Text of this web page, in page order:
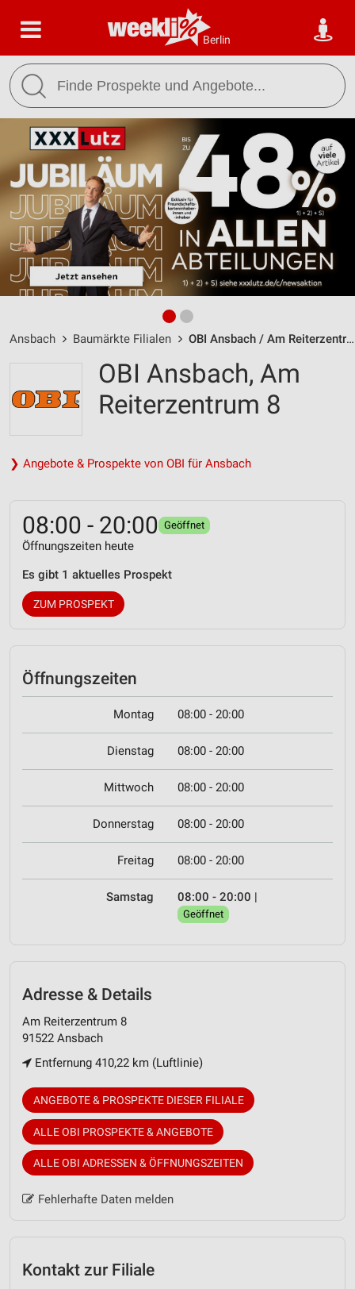
Berlin
Ansbach Baumärkte Filialen OBI Ansbach / Am Reiterzentrum 8 - Öffnungszeiten & Adresse
OBI Ansbach, Am
Reiterzentrum 8
❯ Angebote & Prospekte von OBI für Ansbach
08:00 - 20:00 Geöffnet
Öffnungszeiten heute
Es gibt 1 aktuelles Prospekt
ZUM PROSPEKT
Öffnungszeiten
Montag 08:00 - 20:00
Dienstag 08:00 - 20:00
Mittwoch 08:00 - 20:00
Donnerstag 08:00 - 20:00
Freitag 08:00 - 20:00
Samstag 08:00 - 20:00 |
Geöffnet
Adresse & Details
Am Reiterzentrum 8
91522 Ansbach
Entfernung 410,22 km (Luftlinie)
ANGEBOTE & PROSPEKTE DIESER FILIALE
ALLE OBI PROSPEKTE & ANGEBOTE
ALLE OBI ADRESSEN & ÖFFNUNGSZEITEN
Fehlerhafte Daten melden
Kontakt zur Filiale